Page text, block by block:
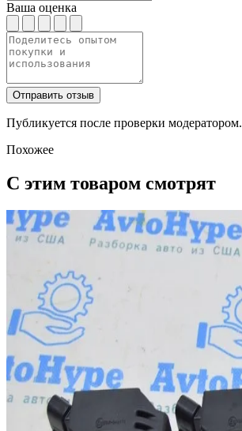
Ваша оценка
Отправить отзыв
Публикуется после проверки модератором.
Похожее
С этим товаром смотрят